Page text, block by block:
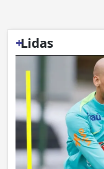
+
Lidas